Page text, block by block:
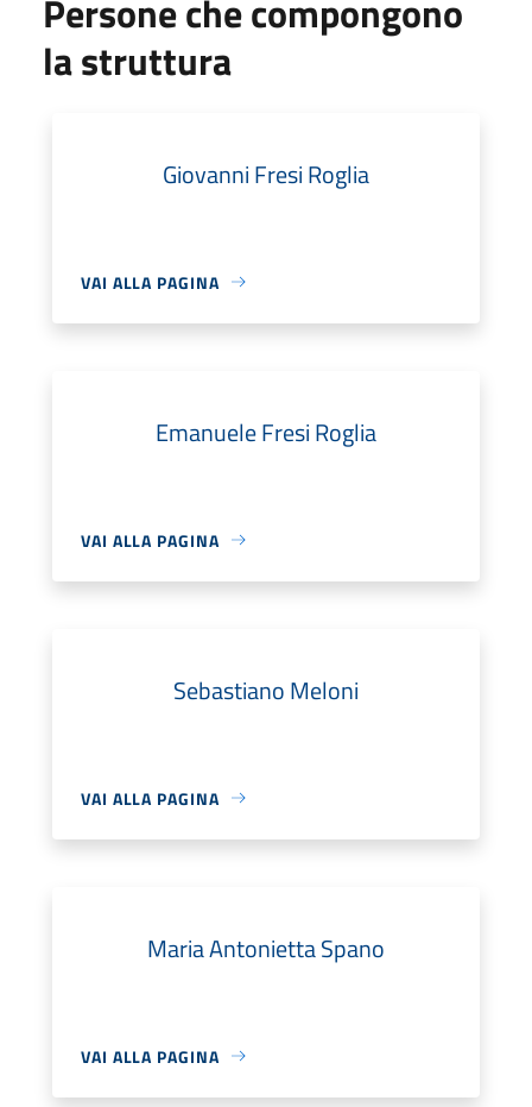
Persone che compongono
la struttura
Giovanni Fresi Roglia
VAI ALLA PAGINA
Emanuele Fresi Roglia
VAI ALLA PAGINA
Sebastiano Meloni
VAI ALLA PAGINA
Maria Antonietta Spano
VAI ALLA PAGINA